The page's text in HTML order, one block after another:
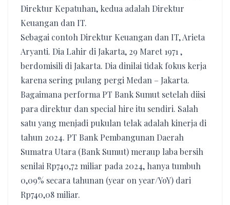
Direktur Kepatuhan, kedua adalah Direktur
Keuangan dan IT.
Sebagai contoh Direktur Keuangan dan IT, Arieta
Aryanti. Dia Lahir di Jakarta, 29 Maret 1971 ,
berdomisili di Jakarta. Dia dinilai tidak fokus kerja
karena sering pulang pergi Medan – Jakarta.
Bagaimana performa PT Bank Sumut setelah diisi
para direktur dan special hire itu sendiri. Salah
satu yang menjadi pukulan telak adalah kinerja di
tahun 2024. PT Bank Pembangunan Daerah
Sumatra Utara (Bank Sumut) meraup laba bersih
senilai Rp740,72 miliar pada 2024, hanya tumbuh
0,09% secara tahunan (year on year/YoY) dari
Rp740,08 miliar.